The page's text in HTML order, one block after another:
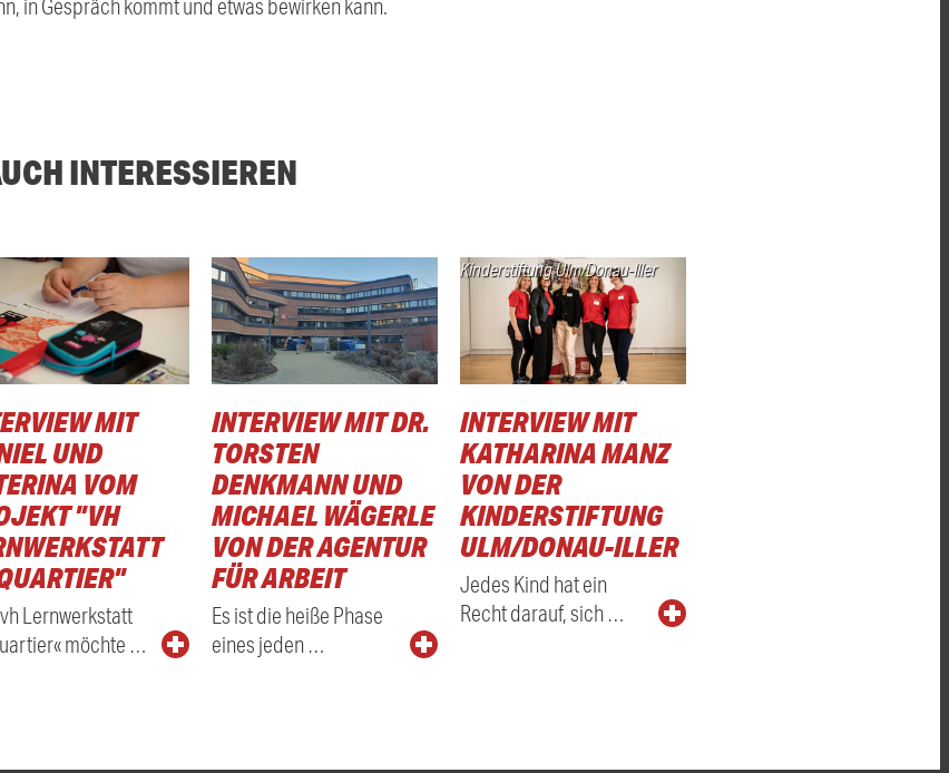
INTERESSIEREN
MIT
UND
VOM
"VH
Lernwerkstatt
möchte …
INTERVIEW MIT DR.
TORSTEN
DENKMANN UND
MICHAEL WÄGERLE
VON DER AGENTUR
FÜR ARBEIT
Es ist die heiße Phase
eines jeden …
Kinderstiftung Ulm/Donau-Iller
INTERVIEW MIT
KATHARINA MANZ
VON DER
KINDERSTIFTUNG
ULM/DONAU-ILLER
Jedes Kind hat ein
Recht darauf, sich …